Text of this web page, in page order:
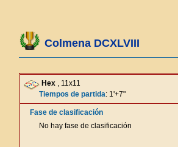
Colmena DCXLVIII
Hex , 11x11
Tiempos de partida: 1'+7"
Fase de clasificación
No hay fase de clasificación